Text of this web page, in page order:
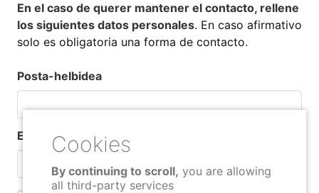
En el caso de querer mantener el contacto, rellene
los siguientes datos personales. En caso afirmativo
solo es obligatoria una forma de contacto.
Posta-helbidea
Email
By continuing to scroll, you are allowing
all third-party services